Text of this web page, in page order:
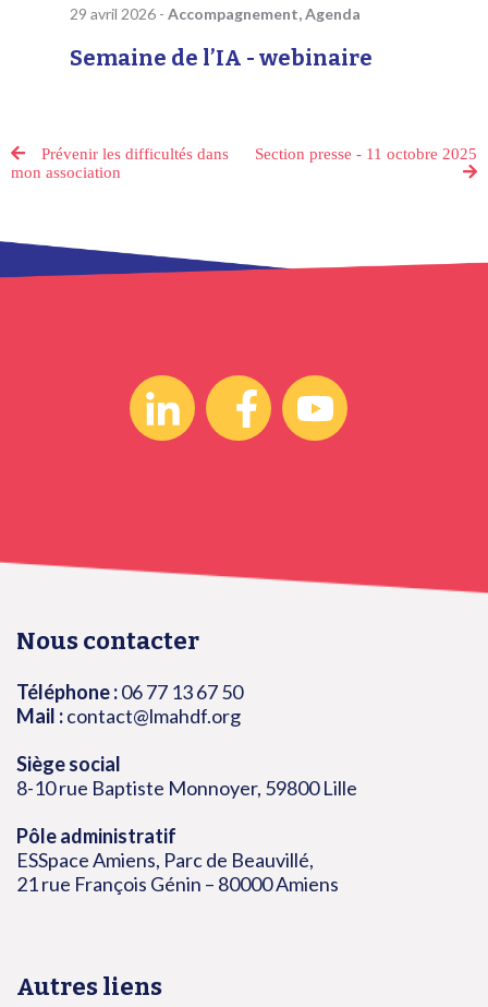
29 avril 2026 - Accompagnement, Agenda
Semaine de l’IA - webinaire
Prévenir les difficultés dans
mon association
Section presse - 11 octobre 2025
Nous contacter
Téléphone :06 77 13 67 50
Mail :contact@lmahdf.org
Siège social
8-10 rue Baptiste Monnoyer, 59800 Lille
Pôle administratif
ESSpace Amiens, Parc de Beauvillé,
21 rue François Génin – 80000 Amiens
Autres liens